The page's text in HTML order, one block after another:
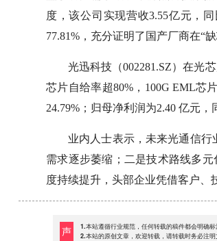
度，该公司实现营收3.55亿元，
77.81%，充分证明了国产厂商在“
光迅科技（002281.SZ）在光
芯片自给率超80%，100G EML芯
24.79%；归母净利润为2.40 亿元，
业内人士表示，未来光通信行
需求逐步萎缩；二是技术路线多
度持续提升，头部企业凭借客户、
声
1.本站遵循行业规范，任何转载的稿件都会明确标
2.本站的原创文章，欢迎转载，请转载时务必注